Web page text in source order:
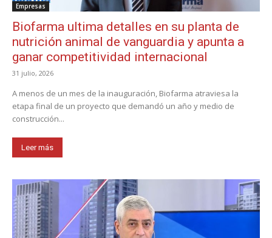
Empresas
Biofarma ultima detalles en su planta de
nutrición animal de vanguardia y apunta a
ganar competitividad internacional
31 julio, 2026
A menos de un mes de la inauguración, Biofarma atraviesa la
etapa final de un proyecto que demandó un año y medio de
construcción...
Leer más